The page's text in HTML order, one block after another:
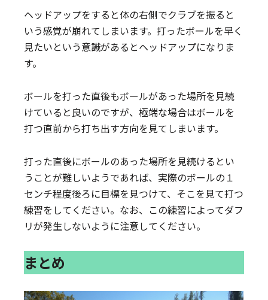
ヘッドアップをすると体の右側でクラブを振ると
いう感覚が崩れてしまいます。打ったボールを早く
見たいという意識があるとヘッドアップになりま
す。
ボールを打った直後もボールがあった場所を見続
けていると良いのですが、極端な場合はボールを
打つ直前から打ち出す方向を見てしまいます。
打った直後にボールのあった場所を見続けるとい
うことが難しいようであれば、実際のボールの１
センチ程度後ろに目標を見つけて、そこを見て打つ
練習をしてください。なお、この練習によってダフ
リが発生しないように注意してください。
まとめ